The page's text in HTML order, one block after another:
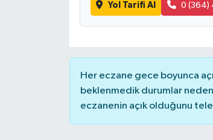
Yol Tarifi Al 0 (364)
Her eczane gece boyunca
beklenmedik durumlar
eczanenin açık olduğunu